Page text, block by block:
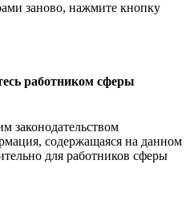
заново, нажмите кнопку
работником сферы
законодательством
содержащаяся на данном
для работников сферы